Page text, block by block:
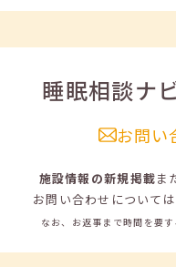
睡眠相談ナ
お問い
施設情報の新規掲載ま
お問い合わせについて
なお、お返事まで時間を要